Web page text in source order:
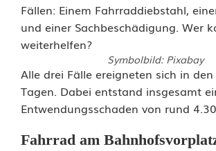
Symbolbild: Pixabay
Z
e
u
Alle drei Fälle ereigneten sich in
Tagen. Dabei entstand insgesamt
Entwendungsschaden von rund
Fahrrad am